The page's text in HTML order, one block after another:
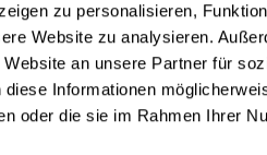
zu personalisieren,
Website zu analysieren.
an unsere Partner für
Informationen
oder die sie im Rahmen Ihrer